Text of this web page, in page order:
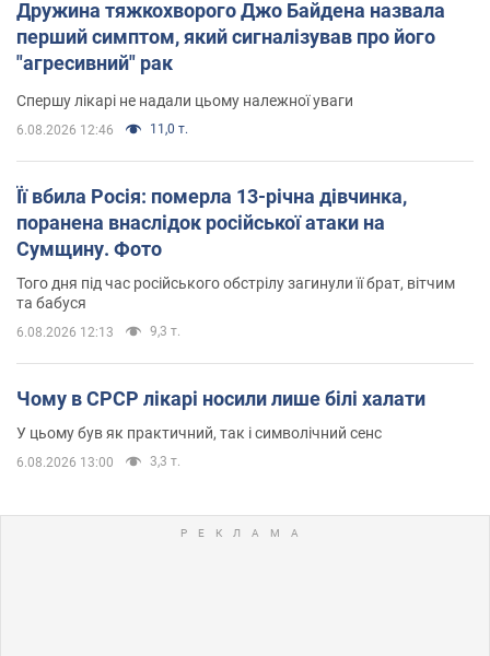
Дружина тяжкохворого Джо Байдена назвала
перший симптом, який сигналізував про його
"агресивний" рак
Спершу лікарі не надали цьому належної уваги
6.08.2026 12:46 11,0 т.
Її вбила Росія: померла 13-річна дівчинка,
поранена внаслідок російської атаки на
Сумщину. Фото
Того дня під час російського обстрілу загинули її брат, вітчим
та бабуся
6.08.2026 12:13 9,3 т.
Чому в СРСР лікарі носили лише білі халати
У цьому був як практичний, так і символічний сенс
6.08.2026 13:00 3,3 т.